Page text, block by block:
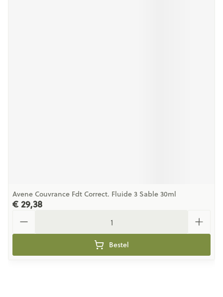
Avene Couvrance Fdt Correct. Fluide 3 Sable 30ml
€ 29,38
Bestel